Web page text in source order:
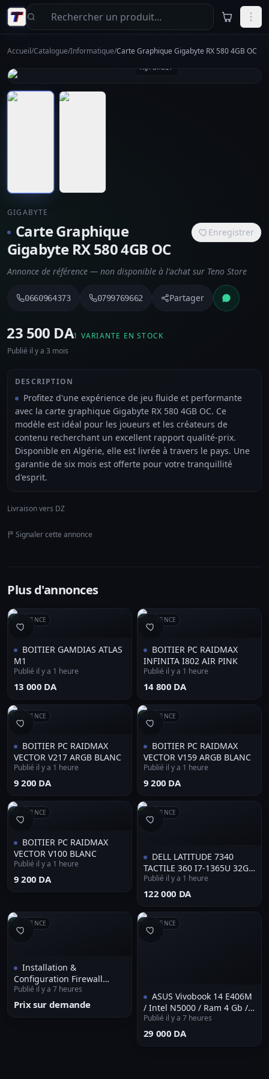
Aller au contenu principal
Accueil/Catalogue/Informatique/Carte Graphique Gigabyte RX 580 4GB OC
Agrandir
GIGABYTE
Carte Graphique
Gigabyte RX 580 4GB OC
Enregistrer
Annonce de référence — non disponible à l’achat sur Teno Store
0660964373 0799769662 Partager
⁦23 500 DA⁩1 VARIANTE EN STOCK
Publié il y a 3 mois
DESCRIPTION
Profitez d'une expérience de jeu fluide et performante
avec la carte graphique Gigabyte RX 580 4GB OC. Ce
modèle est idéal pour les joueurs et les créateurs de
contenu recherchant un excellent rapport qualité-prix.
Disponible en Algérie, elle est livrée à travers le pays. Une
garantie de six mois est offerte pour votre tranquillité
d'esprit.
Livraison vers DZ
Signaler cette annonce
Plus d'annonces
RÉFÉRENCE
BOITIER GAMDIAS ATLAS
M1
Publié il y a 1 heure
⁦13 000 DA⁩
RÉFÉRENCE
BOITIER PC RAIDMAX
INFINITA I802 AIR PINK
Publié il y a 1 heure
⁦14 800 DA⁩
RÉFÉRENCE
BOITIER PC RAIDMAX
VECTOR V217 ARGB BLANC
Publié il y a 1 heure
⁦9 200 DA⁩
RÉFÉRENCE
BOITIER PC RAIDMAX
VECTOR V159 ARGB BLANC
Publié il y a 1 heure
⁦9 200 DA⁩
RÉFÉRENCE
BOITIER PC RAIDMAX
VECTOR V100 BLANC
Publié il y a 1 heure
⁦9 200 DA⁩
RÉFÉRENCE
DELL LATITUDE 7340
TACTILE 360 I7-1365U 32GB
LPDDR5 512GB SSD
Publié il y a 1 heure
⁦122 000 DA⁩
RÉFÉRENCE
Installation &
Configuration Firewall
OPNsense / pfSense
Publié il y a 7 heures
Prix sur demande
RÉFÉRENCE
ASUS Vivobook 14 E406M
/ Intel N5000 / Ram 4 Gb /
Disque SSD 128 Gb / 1.3 Kg
/ Epaisseur 17,6 mm /
Publié il y a 7 heures
⁦29 000 DA⁩